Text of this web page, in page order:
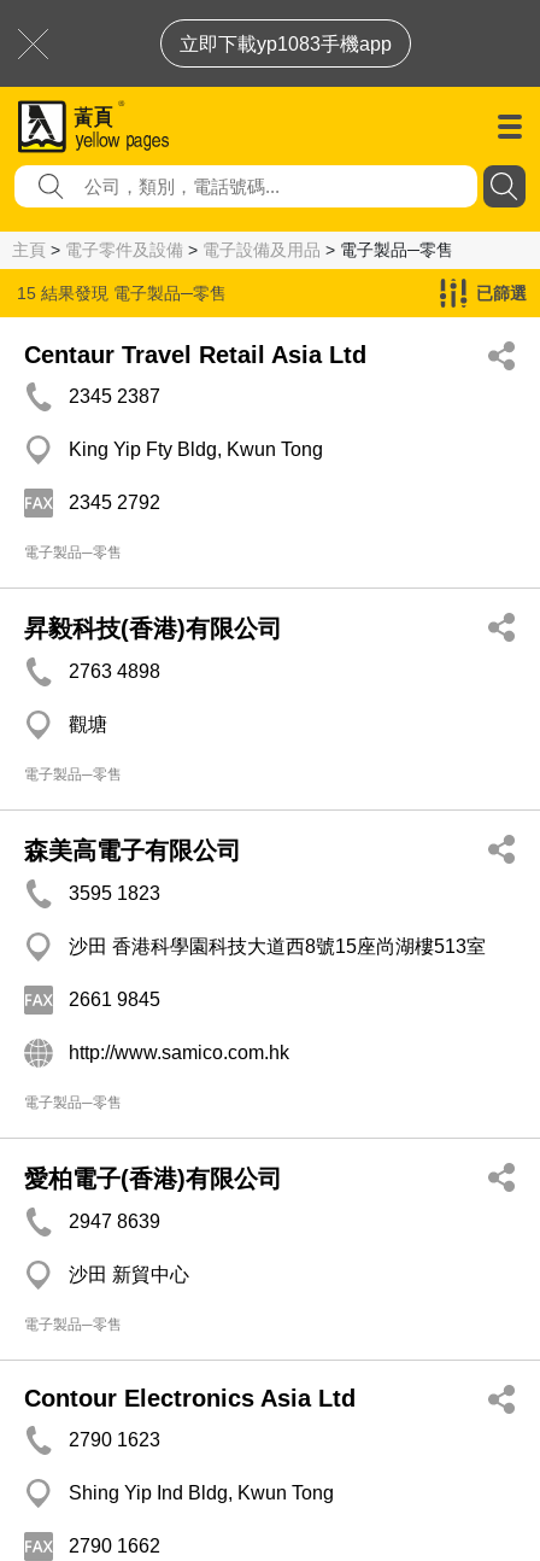
立即下載yp1083手機app
主頁 > 電子零件及設備 > 電子設備及用品 > 電子製品─零售
15 結果發現 電子製品─零售 已篩選
Centaur Travel Retail Asia Ltd
2345 2387
King Yip Fty Bldg, Kwun Tong
2345 2792
電子製品─零售
昇毅科技(香港)有限公司
2763 4898
觀塘
電子製品─零售
森美高電子有限公司
3595 1823
沙田 香港科學園科技大道西8號15座尚湖樓513室
2661 9845
http://www.samico.com.hk
電子製品─零售
愛柏電子(香港)有限公司
2947 8639
沙田 新貿中心
電子製品─零售
Contour Electronics Asia Ltd
2790 1623
Shing Yip Ind Bldg, Kwun Tong
2790 1662